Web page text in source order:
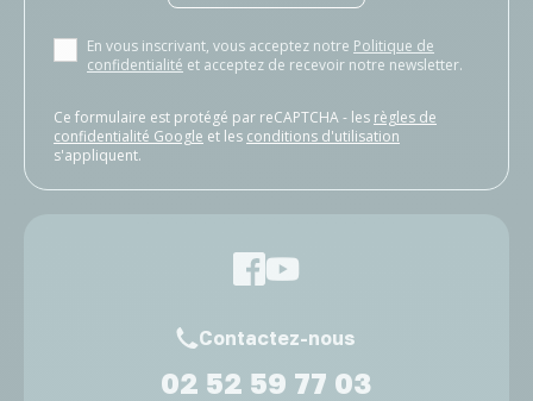
En vous inscrivant, vous acceptez notre Politique de
confidentialité et acceptez de recevoir notre newsletter.
Ce formulaire est protégé par reCAPTCHA - les règles de
confidentialité Google et les conditions d'utilisation
s'appliquent.
Contactez-nous
02 52 59 77 03